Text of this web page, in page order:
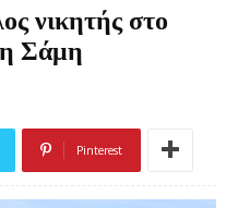
νικητής στο
Σάμη
Pinterest